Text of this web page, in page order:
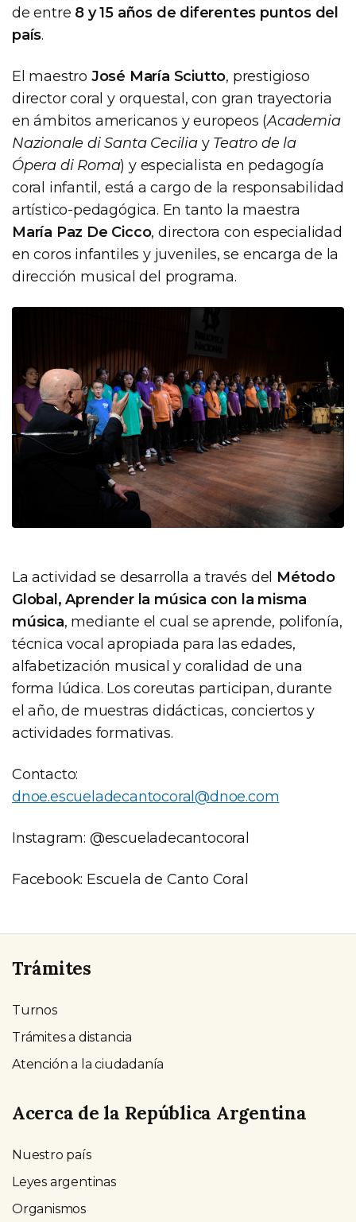
de entre 8 y 15 años de diferentes puntos del
país.
El maestro José María Sciutto, prestigioso
director coral y orquestal, con gran trayectoria
en ámbitos americanos y europeos (Academia
Nazionale di Santa Ceciliay Teatro de la
Ópera di Roma) y especialista en pedagogía
coral infantil, está a cargo de la responsabilidad
artístico-pedagógica. En tanto la maestra
María Paz De Cicco, directora con especialidad
en coros infantiles y juveniles, se encarga de la
dirección musical del programa.
La actividad se desarrolla a través del Método
Global, Aprender la música con la misma
música, mediante el cual se aprende, polifonía,
técnica vocal apropiada para las edades,
alfabetización musical y coralidad de una
forma lúdica. Los coreutas participan, durante
el año, de muestras didácticas, conciertos y
actividades formativas.
Contacto:
dnoe.escueladecantocoral@dnoe.com
Instagram: @escueladecantocoral
Facebook: Escuela de Canto Coral
Trámites
Turnos
Trámites a distancia
Atención a la ciudadanía
Acerca de la República Argentina
Nuestro país
Leyes argentinas
Organismos